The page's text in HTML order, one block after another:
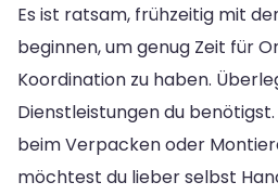
Es ist ratsam, frühzeitig mit
beginnen, um genug Zeit für
Koordination zu haben.
Dienstleistungen du
beim Verpacken oder
möchtest du lieber selbst